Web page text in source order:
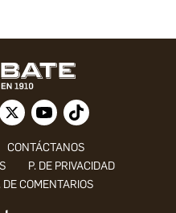
CONTÁCTANOS
P. DE PRIVACIDAD
DE COMENTARIOS